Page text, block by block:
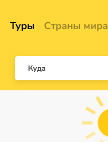
Туры Страны мира
Куда